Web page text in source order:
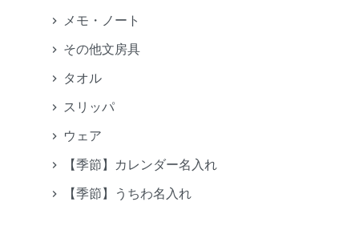
メモ・ノート
その他文房具
タオル
スリッパ
ウェア
【季節】カレンダー名入れ
【季節】うちわ名入れ